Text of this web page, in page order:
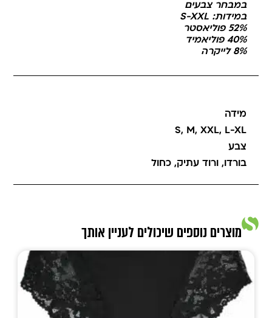
במבחר צבעים
במידות: S-XXL
52% פוליאסטר
40% פוליאמיד
8% לייקרה
מידה
S, M, XXL, L-XL
צבע
בורדו,ורוד עתיק,כחול
מוצרים נוספים שיכולים לעניין אותך